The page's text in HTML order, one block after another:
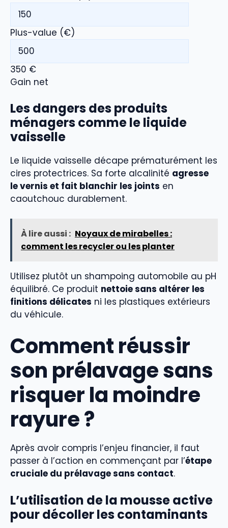
Plus-value (€)
350 €
Gain net
Les dangers des produits
ménagers comme le liquide
vaisselle
Le liquide vaisselle décape prématurément les
cires protectrices. Sa forte alcalinité agresse
le vernis et fait blanchir les joints en
caoutchouc durablement.
À lire aussi : Noyaux de mirabelles :
comment les recycler ou les planter
Utilisez plutôt un shampoing automobile au pH
équilibré. Ce produit nettoie sans altérer les
finitions délicates ni les plastiques extérieurs
du véhicule.
Comment réussir
son prélavage sans
risquer la moindre
rayure ?
Après avoir compris l’enjeu financier, il faut
passer à l’action en commençant par l’étape
cruciale du prélavage sans contact.
L’utilisation de la mousse active
pour décoller les contaminants